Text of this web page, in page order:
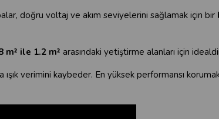
doğru voltaj ve akım seviyelerini sağlamak için bir
m² ile 1.2 m² arasındaki yetiştirme alanları için
verimini kaybeder. En yüksek performansı